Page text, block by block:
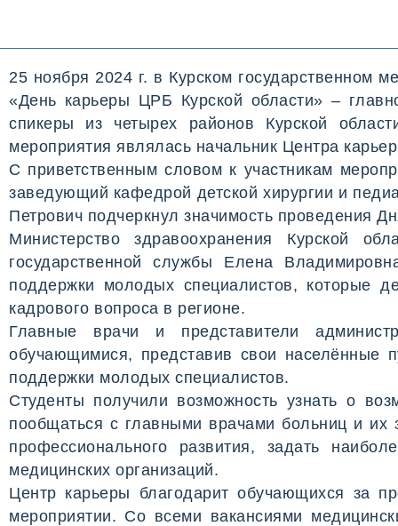
25 ноября 2024 г. в Курском государственном
«День карьеры ЦРБ Курской области» ­–
спикеры из четырех районов Курской
мероприятия являлась начальник Центра
С приветственным словом к участникам
заведующий кафедрой детской хирургии и
Петрович подчеркнул значимость проведения
Министерство здравоохранения Курской
государственной службы Елена
поддержки молодых специалистов, которые
кадрового вопроса в регионе.
Главные врачи и представители
обучающимися, представив свои населённые
поддержки молодых специалистов.
Студенты получили возможность узнать о
пообщаться с главными врачами больниц и их
профессионального развития, задать
медицинских организаций.
Центр карьеры благодарит обучающихся за
мероприятии. Со всеми вакансиями